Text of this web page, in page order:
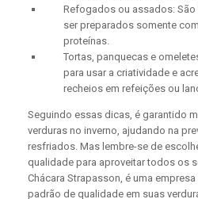
Refogados ou assados:
ser preparados somente
proteínas.
Tortas, panquecas e
para usar a criatividade e
recheios em refeições ou
Seguindo essas dicas, é garantido
verduras no inverno, ajudando na
resfriados. Mas lembre-se de
qualidade para aproveitar todos os
Chácara Strapasson, é uma
padrão de qualidade em suas